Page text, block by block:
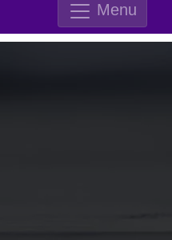
Menu